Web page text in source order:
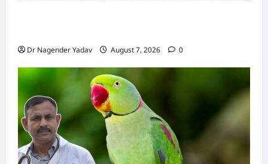
Dr Nagender Yadav August 7, 2026 0